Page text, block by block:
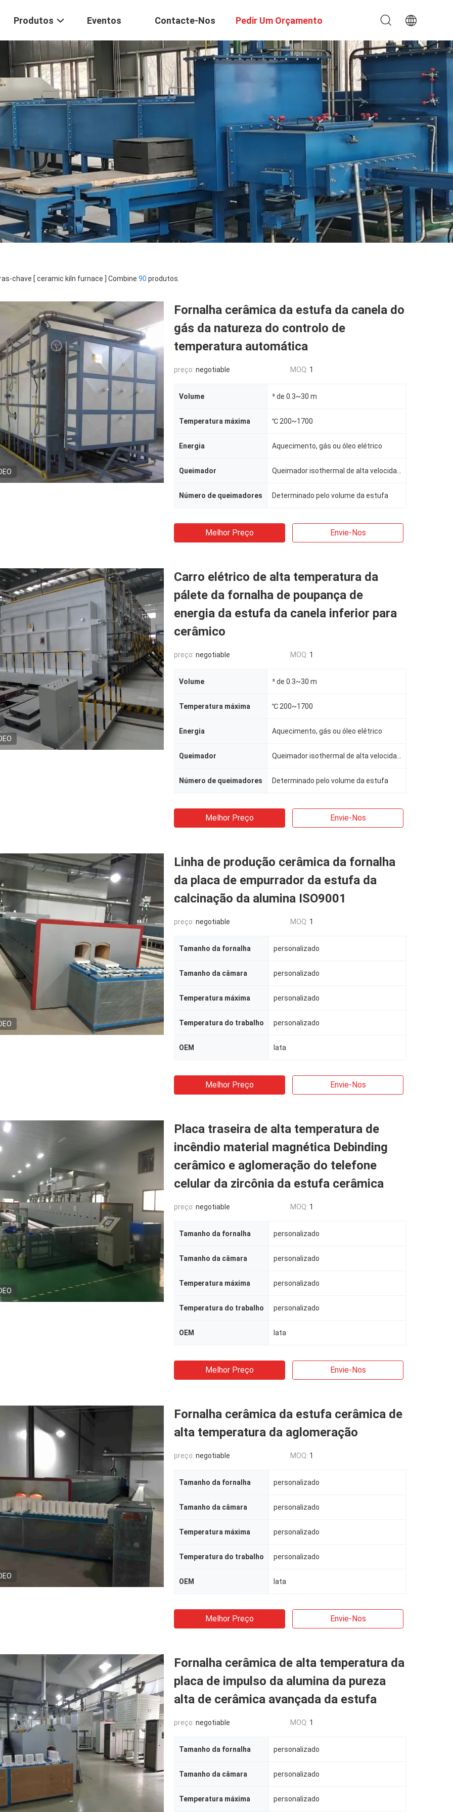
Produtos Eventos Contacte-Nos Pedir Um Orçamento
chave [ ceramic kiln furnace ] Combine 90 produtos.
Fornalha cerâmica da estufa da canela do
gás da natureza do controlo de
temperatura automática
preço: negotiable MOQ: 1
Volume ³ de 0.3~30 m
Temperatura máxima ℃ 200~1700
Energia Aquecimento, gás ou óleo elétrico
Queimador
Número de queimadores Determinado pelo volume da estufa
Melhor Preço Envie-Nos
Carro elétrico de alta temperatura da
pálete da fornalha de poupança de
energia da estufa da canela inferior para
cerâmico
preço: negotiable MOQ: 1
Volume ³ de 0.3~30 m
Temperatura máxima ℃ 200~1700
Energia Aquecimento, gás ou óleo elétrico
Queimador
Número de queimadores Determinado pelo volume da estufa
Melhor Preço Envie-Nos
Linha de produção cerâmica da fornalha
da placa de empurrador da estufa da
calcinação da alumina ISO9001
preço: negotiable MOQ: 1
Tamanho da fornalha personalizado
Tamanho da câmara personalizado
Temperatura máxima personalizado
Temperatura do trabalho personalizado
OEM lata
Melhor Preço Envie-Nos
Placa traseira de alta temperatura de
incêndio material magnética Debinding
cerâmico e aglomeração do telefone
celular da zircônia da estufa cerâmica
preço: negotiable MOQ: 1
Tamanho da fornalha personalizado
Tamanho da câmara personalizado
Temperatura máxima personalizado
Temperatura do trabalho personalizado
OEM lata
Melhor Preço Envie-Nos
Fornalha cerâmica da estufa cerâmica de
alta temperatura da aglomeração
preço: negotiable MOQ: 1
Tamanho da fornalha personalizado
Tamanho da câmara personalizado
Temperatura máxima personalizado
Temperatura do trabalho personalizado
OEM lata
Melhor Preço Envie-Nos
Fornalha cerâmica de alta temperatura da
placa de impulso da alumina da pureza
alta de cerâmica avançada da estufa
preço: negotiable MOQ: 1
Tamanho da fornalha personalizado
Tamanho da câmara personalizado
Temperatura máxima personalizado